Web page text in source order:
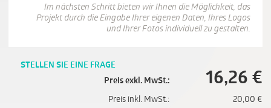
Im nächsten Schritt bieten wir Ihnen die Möglichkeit, das
Projekt durch die Eingabe Ihrer eigenen Daten, Ihres Logos
und Ihrer Fotos individuell zu gestalten.
STELLEN SIE EINE FRAGE
Preis exkl. MwSt.:
16,26 €
Preis inkl. MwSt.: 20,00 €